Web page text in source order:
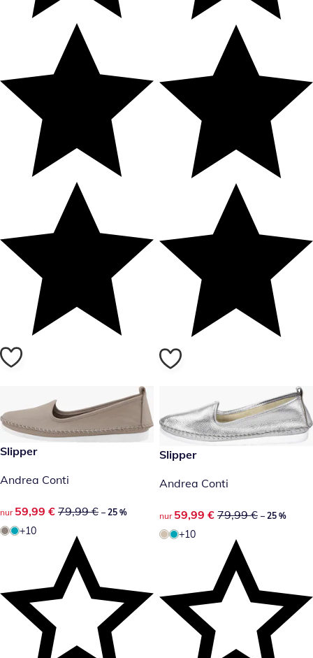
reduzierter Preis 59,99 €, vorheriger Preis: 79,99 €
-25 %
Slipper
Andrea Conti
reduzierter Preis 59,99 €, vorheriger Preis: 79,99 €
nur 59,99 € 79,99 € – 25 %
+10
reduzierter Preis 59,99 €,
-25 %
Slipper
Andrea Conti
reduzierter Preis 59,99 €,
nur 59,99 € 79,99 € – 25 %
+10